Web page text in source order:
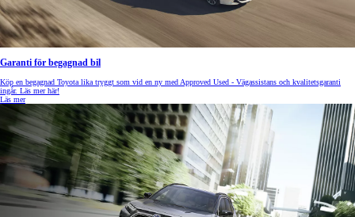
Garanti för begagnad bil
Köp en begagnad Toyota lika tryggt som vid en ny med Approved Used - Vägassistans och kvalitetsgaranti
ingår. Läs mer här!
Läs mer